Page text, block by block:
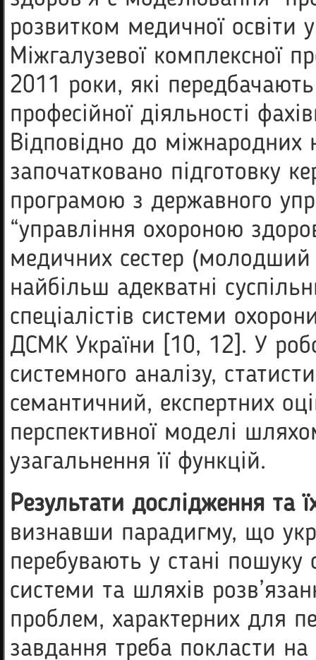
розвитком медичної освіти
Міжгалузевої комплексної
2011 роки, які
професійної діяльності
Відповідно до міжнародних
започатковано підготовку
програмою з державного
“управління охороною
медичних сестер (молодший
найбільш адекватні
спеціалістів системи
ДСМК України [10, 12]. У
системного аналізу,
семантичний, експертних
перспективної моделі
узагальнення її функцій.
Результати дослідження та
визнавши парадигму, що
перебувають у стані пошуку
системи та шляхів
проблем, характерних для
завдання треба покласти на